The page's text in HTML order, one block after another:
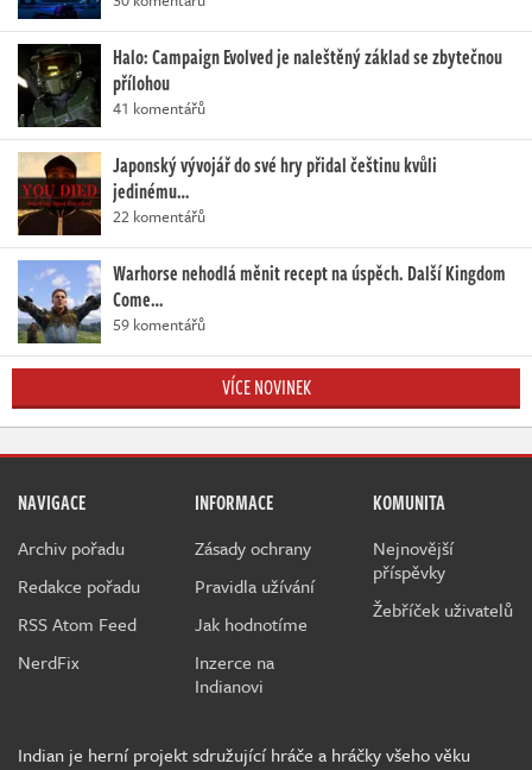
Halo: Campaign Evolved je naleštěný základ se zbytečnou
přílohou
41 komentářů
Japonský vývojář do své hry přidal češtinu kvůli
jedinému…
22 komentářů
Warhorse nehodlá měnit recept na úspěch. Další Kingdom
Come…
59 komentářů
VÍCE NOVINEK
NAVIGACE
Archiv pořadu
Redakce pořadu
RSS Atom Feed
NerdFix
INFORMACE
Zásady ochrany
Pravidla užívání
Jak hodnotíme
Inzerce na
Indianovi
KOMUNITA
Nejnovější
příspěvky
Žebříček uživatelů
Indian je herní projekt sdružující hráče a hráčky všeho věku